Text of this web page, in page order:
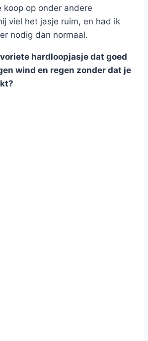
koop op onder andere
viel het jasje ruim, en had ik
nodig dan normaal.
hardloopjasje dat goed
wind en regen zonder dat je